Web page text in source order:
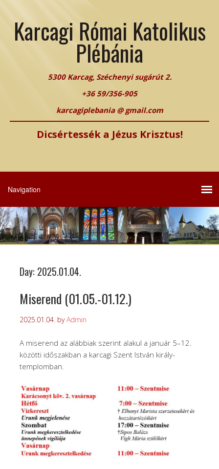
Karcagi Római Katolikus
Plébánia
5300 Karcag, Széchenyi sugárút 2.
+36 59/356-905
karcagiplebania @ gmail.com
Dicsértessék a Jézus Krisztus!
Day: 2025.01.04.
Miserend (01.05.-01.12.)
2025.01.04. byAdmin
A miserend az alábbiak szerint alakul a január 5–12.
közötti időszakban a karcagi Szent István király-
templomban.